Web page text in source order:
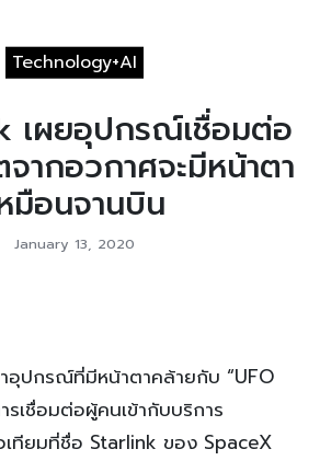
Technology+AI
เผยอุปกรณ์เชื่อมต่อ
จากอวกาศจะมีหน้าตา
มือนจานบิน
January 13, 2020
อุปกรณ์ที่มีหน้าตาคล้ายกับ “UFO
รเชื่อมต่อผู้คนเข้ากับบริการ
เทียมที่ชื่อ Starlink ของ SpaceX